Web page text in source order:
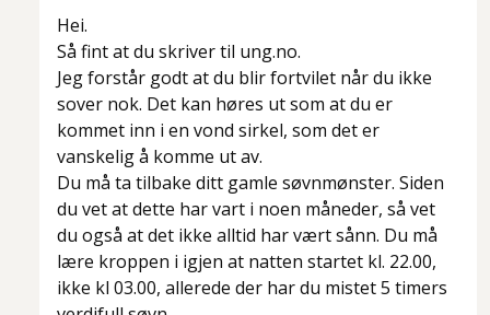
Hei.
Så fint at du skriver til ung.no.
Jeg forstår godt at du blir fortvilet når du ikke
sover nok. Det kan høres ut som at du er
kommet inn i en vond sirkel, som det er
vanskelig å komme ut av.
Du må ta tilbake ditt gamle søvnmønster. Siden
du vet at dette har vart i noen måneder, så vet
du også at det ikke alltid har vært sånn. Du må
lære kroppen i igjen at natten startet kl. 22.00,
ikke kl 03.00, allerede der har du mistet 5 timers